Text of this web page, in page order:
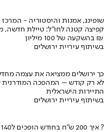
שופינג, אמנות והיסטוריה -
קפיצה קטנה לחו"ל: טיילת חדשה,
בהשקעה של 100 מיליון ₪
בשיתוף עיריית ירושלים
כך ירושלים ממציאה את עצמה
לא רק קודש – המהפכה
התיירות הישראלית
בשיתוף עיריית ירושלים
איך 200 ש"ח בחודש הופכים ל140 אלף ?